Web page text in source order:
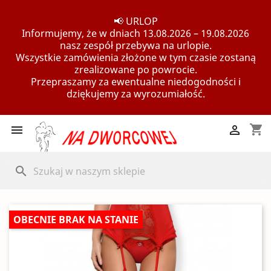
📢 URLOP
Informujemy, że w dniach 13.08.2026 – 19.08.2026
nasz zespół przebywa na urlopie.
Wszystkie zamówienia złożone w tym czasie zostaną
zrealizowane po powrocie.
Przepraszamy za ewentualne niedogodności i
dziękujemy za wyrozumiałość.
 shopping_cart

search
OBECNIE BRAK NA STANIE